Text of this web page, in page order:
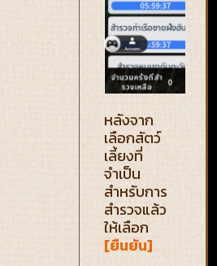
หลังจาก
เลือกสัตว์
เลี้ยงที่
จำเป็น
สำหรับการ
สำรวจแล้ว
ให้เลือก
[ยืนยัน]